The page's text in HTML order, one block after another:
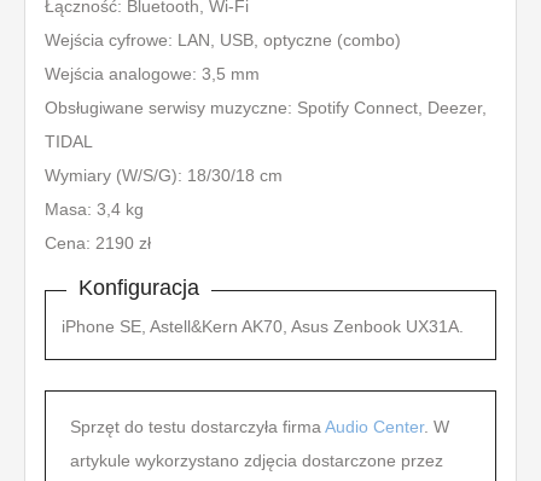
Łączność: Bluetooth, Wi-Fi
Wejścia cyfrowe: LAN, USB, optyczne (combo)
Wejścia analogowe: 3,5 mm
Obsługiwane serwisy muzyczne: Spotify Connect, Deezer,
TIDAL
Wymiary (W/S/G): 18/30/18 cm
Masa: 3,4 kg
Cena: 2190 zł
Konfiguracja
iPhone SE, Astell&Kern AK70, Asus Zenbook UX31A.
Sprzęt do testu dostarczyła firma Audio Center. W
artykule wykorzystano zdjęcia dostarczone przez